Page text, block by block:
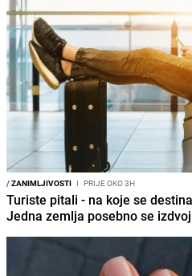
/ZANIMLJIVOSTI I PRIJE OKO 3H
Turiste pitali - na koje se
Jedna zemlja posebno se